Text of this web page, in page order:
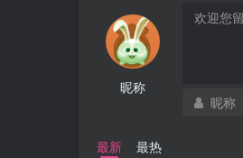
昵称
昵称
最新 最热